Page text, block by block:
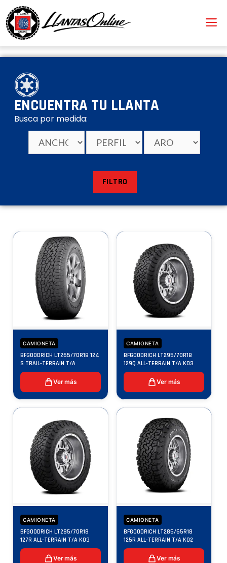
ENCUENTRA TU LLANTA
Busca por medida:
FILTRO
CAMIONETA
BFGOODRICH LT265/70R18 124
S TRAIL-TERRAIN T/A
Ver más
CAMIONETA
BFGOODRICH LT295/70R18
129Q ALL-TERRAIN T/A KO3
Ver más
CAMIONETA
BFGOODRICH LT285/70R18
127R ALL-TERRAIN T/A KO3
Ver más
CAMIONETA
BFGOODRICH LT285/65R18
125R ALL-TERRAIN T/A KO2
Ver más